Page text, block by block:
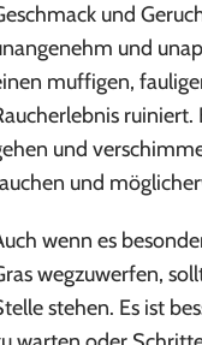
und
und
muffigen,
ruiniert.
und
und
wenn es
wegzuwerfen,
stehen. Es ist